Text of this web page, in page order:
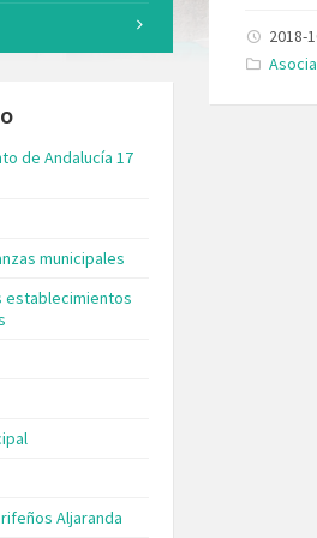
2018-
de Andalucía 17
municipales
establecimientos
Aljaranda